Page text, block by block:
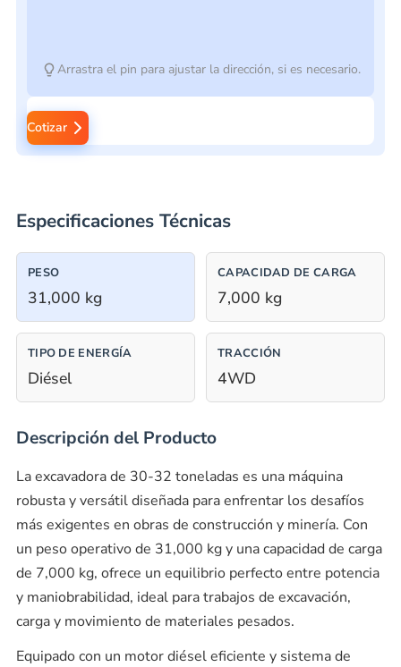
Arrastra el pin para ajustar la dirección, si es necesario.
Cotizar
Especificaciones Técnicas
PESO
31,000 kg
CAPACIDAD DE CARGA
7,000 kg
TIPO DE ENERGÍA
Diésel
TRACCIÓN
4WD
Descripción del Producto
La excavadora de 30-32 toneladas es una máquina
robusta y versátil diseñada para enfrentar los desafíos
más exigentes en obras de construcción y minería. Con
un peso operativo de 31,000 kg y una capacidad de carga
de 7,000 kg, ofrece un equilibrio perfecto entre potencia
y maniobrabilidad, ideal para trabajos de excavación,
carga y movimiento de materiales pesados.
Equipado con un motor diésel eficiente y sistema de